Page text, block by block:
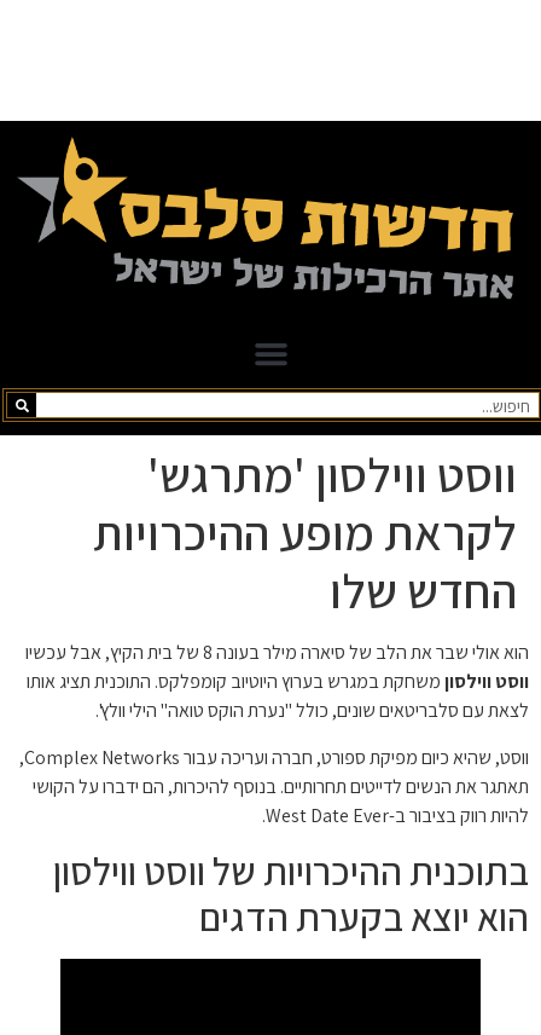
ווסט ווילסון 'מתרגש'
לקראת מופע ההיכרויות
החדש שלו
הוא אולי שבר את הלב של סיארה מילר בעונה 8 של בית הקיץ, אבל עכשיו
ווסט ווילסוןמשחקת במגרש בערוץ היוטיוב קומפלקס. התוכנית תציג אותו
לצאת עם סלבריטאים שונים, כולל "נערת הוקס טואה" הילי וולץ'.
ווסט, שהיא כיום מפיקת ספורט, חברה ועריכה עבור Complex Networks,
תאתגר את הנשים לדייטים תחרותיים. בנוסף להיכרות, הם ידברו על הקושי
להיות רווק בציבור ב-West Date Ever.
בתוכנית ההיכרויות של ווסט ווילסון
הוא יוצא בקערת הדגים